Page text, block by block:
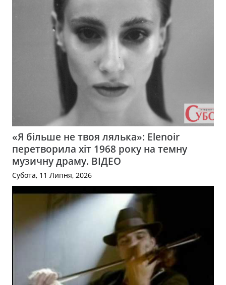
«Я більше не твоя лялька»: Elenoir
перетворила хіт 1968 року на темну
музичну драму. ВІДЕО
Субота, 11 Липня, 2026